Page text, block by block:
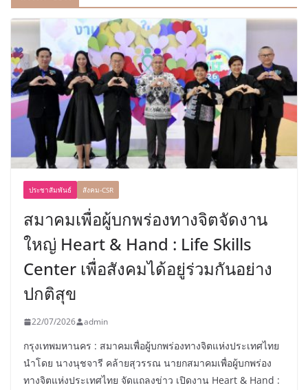
ประชาสัมพันธ์ สังคม-CSR
สมาคมเพื่อผู้บกพร่องทางจิตจัดงาน
ใหญ่ Heart & Hand : Life Skills
Center เพื่อสังคมได้อยู่ร่วมกันอย่าง
ปกติสุข
22/07/2026 admin
กรุงเทพมหานคร : สมาคมเพื่อผู้บกพร่องทางจิตแห่งประเทศไทย
นำโดย นางนุชจารี คล้ายสุวรรณ นายกสมาคมเพื่อผู้บกพร่อง
ทางจิตแห่งประเทศไทย จัดแถลงข่าว เปิดงาน Heart & Hand :